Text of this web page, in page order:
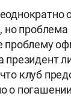
но проблема
проблему
президент
клуб
о